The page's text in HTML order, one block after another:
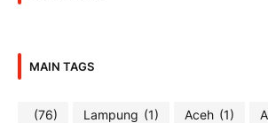
MAIN TAGS
(76) Lampung (1) Aceh (1)